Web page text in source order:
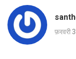
फ़रवरी